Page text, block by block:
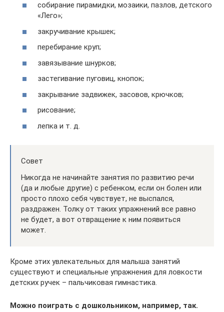
собирание пирамидки, мозаики, пазлов, детского
«Лего»;
закручивание крышек;
перебирание круп;
завязывание шнурков;
застегивание пуговиц, кнопок;
закрывание задвижек, засовов, крючков;
рисование;
лепка и т. д.
Совет
Никогда не начинайте занятия по развитию речи
(да и любые другие) с ребенком, если он болен или
просто плохо себя чувствует, не выспался,
раздражен. Толку от таких упражнений все равно
не будет, а вот отвращение к ним появиться
может.
Кроме этих увлекательных для малыша занятий
существуют и специальные упражнения для ловкости
детских ручек – пальчиковая гимнастика.
Можно поиграть с дошкольником, например, так.